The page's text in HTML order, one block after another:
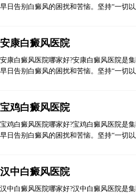
早日告别白癜风的困扰和苦恼。坚持“一切
安康白癜风医院
安康白癜风医院哪家好?安康白癜风医院是
早日告别白癜风的困扰和苦恼。坚持“一切
宝鸡白癜风医院
宝鸡白癜风医院哪家好?宝鸡白癜风医院是
早日告别白癜风的困扰和苦恼。坚持“一切
汉中白癜风医院
汉中白癜风医院哪家好?汉中白癜风医院是